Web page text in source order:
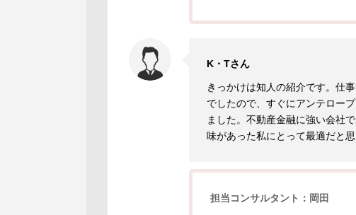
K・Tさん
きっかけは知人の紹介です。仕
でしたので、すぐにアンテロー
ました。不動産金融に強い会社
味があった私にとって最適だと思
担当コンサルタント：岡田